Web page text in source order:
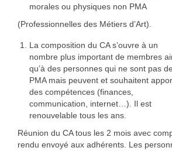
morales ou physiques non PMA
(Professionnelles des Métiers d’Art).
La composition du CA s’ouvre à un
nombre plus important de membres
qu’à des personnes qui ne sont pas
PMA mais peuvent et souhaitent
des compétences (finances,
communication, internet…). Il est
renouvelable tous les ans.
Réunion du CA tous les 2 mois avec
rendu envoyé aux adhérents. Les